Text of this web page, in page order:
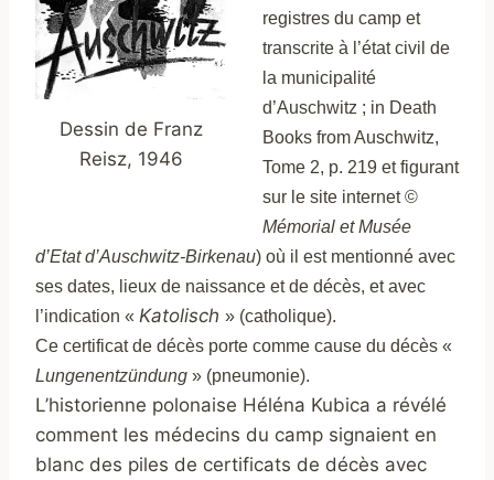
Dessin de Franz
Reisz, 1946
registres du camp et
transcrite à l’état civil de
la municipalité
d’Auschwitz ; in Death
Books from Auschwitz,
Tome 2, p. 219 et figurant
sur le site internet©
Mémorial et Musée
d’Etat d’Auschwitz-Birkenau) où il est mentionné avec
ses dates, lieux de naissance et de décès, et avec
l’indication « Katolisch » (catholique).
Ce certificat de décès porte comme cause du décès «
Lungenentzündung » (pneumonie).
L’historienne polonaise Héléna Kubica a révélé
comment les médecins du camp signaient en
blanc des piles de certificats de décès avec